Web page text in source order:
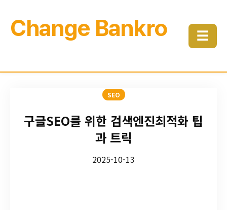
Change Bankro ☰
SEO
구글SEO를 위한 검색엔진최적화 팁
과 트릭
2025-10-13